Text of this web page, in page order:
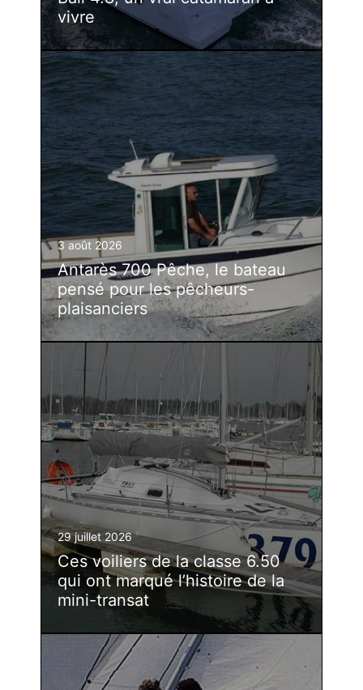
vivre
3 août 2026
Antarès 700 Pêche, le bateau
pensé pour les pêcheurs-
plaisanciers
29 juillet 2026
Ces voiliers de la classe 6.50
qui ont marqué l’histoire de la
mini-transat